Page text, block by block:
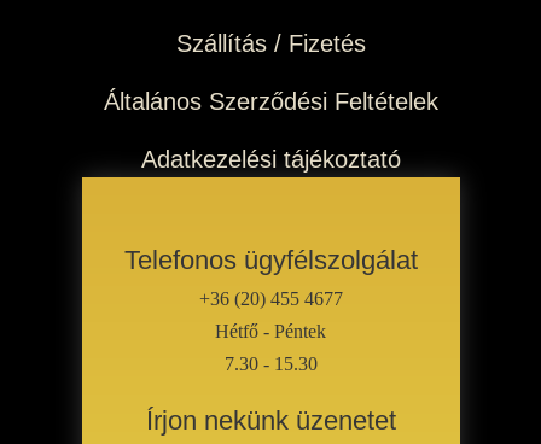
Telefonos ügyfélszolgálat
+36 (20) 455 4677
Hétfő - Péntek
7.30 - 15.30
Írjon nekünk üzenetet
Szállítás / Fizetés
Általános Szerződési Feltételek
Adatkezelési tájékoztató